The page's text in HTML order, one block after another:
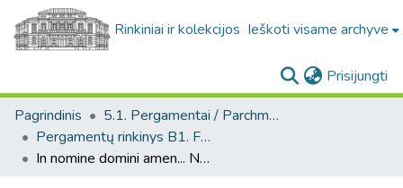
Rinkiniai ir kolekcijos Ieškoti visame archyve
Prisijungti
Pagrindinis
5.1. Pergamentai / Parchments
Pergamentų rinkinys B1. F1 / Parchment collection B1. F1
In nomine domini amen... Nos, Alexander ... rex Polonie, magnus dux Lithuanie...